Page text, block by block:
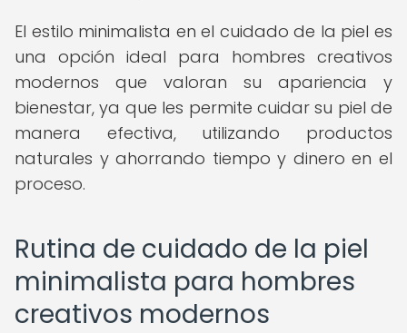
El estilo minimalista en el cuidado de la piel es
una opción ideal para hombres creativos
modernos que valoran su apariencia y
bienestar, ya que les permite cuidar su piel de
manera efectiva, utilizando productos
naturales y ahorrando tiempo y dinero en el
proceso.
Rutina de cuidado de la piel
minimalista para hombres
creativos modernos